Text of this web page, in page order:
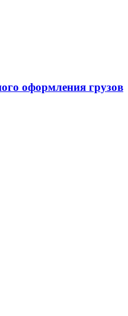
оформления грузов